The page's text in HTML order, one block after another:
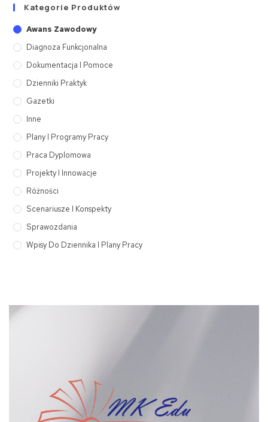
Kategorie Produktów
Awans Zawodowy
Diagnoza Funkcjonalna
Dokumentacja I Pomoce
Dzienniki Praktyk
Gazetki
Inne
Plany I Programy Pracy
Praca Dyplomowa
Projekty I Innowacje
Różności
Scenariusze I Konspekty
Sprawozdania
Wpisy Do Dziennika I Plany Pracy